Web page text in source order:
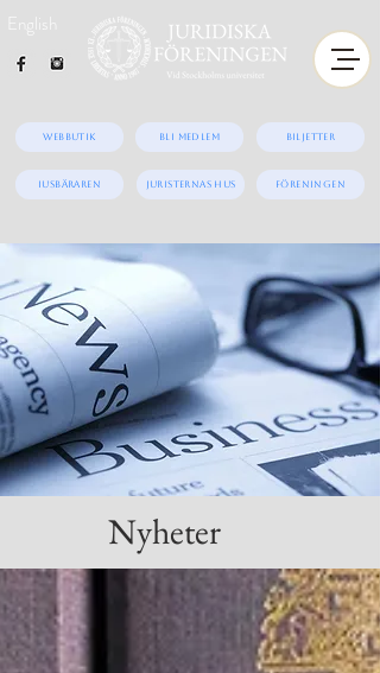
Bli medlem Biljetter
English
Webbutik
iUSBäraren Juristernas hus Föreningen
Nyheter